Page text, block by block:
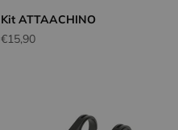
Kit ATTAACHINO
Angebot
€15,90